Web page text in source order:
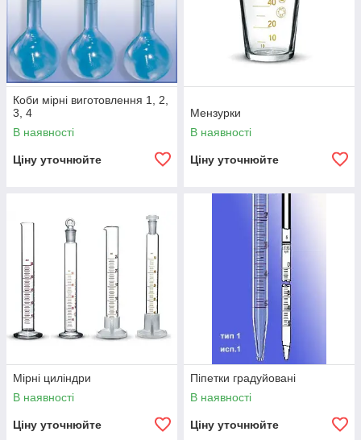
Коби мірні виготовлення 1, 2,
3, 4
В наявності
Ціну уточнюйте
Мензурки
В наявності
Ціну уточнюйте
Мірні циліндри
В наявності
Ціну уточнюйте
Піпетки градуйовані
В наявності
Ціну уточнюйте